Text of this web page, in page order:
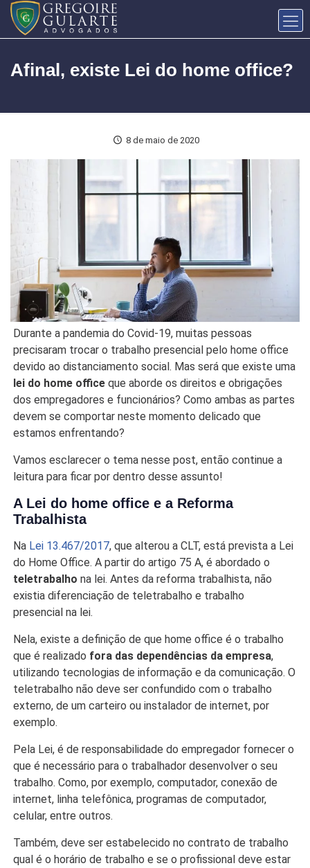
Afinal, existe Lei do home office?
8 de maio de 2020
Durante a pandemia do Covid-19, muitas pessoas
precisaram trocar o trabalho presencial pelo home office
devido ao distanciamento social. Mas será que existe uma
lei do home office que aborde os direitos e obrigações
dos empregadores e funcionários? Como ambas as partes
devem se comportar neste momento delicado que
estamos enfrentando?
Vamos esclarecer o tema nesse post, então continue a
leitura para ficar por dentro desse assunto!
A Lei do home office e a Reforma
Trabalhista
Na Lei 13.467/2017, que alterou a CLT, está prevista a Lei
do Home Office. A partir do artigo 75 A, é abordado o
teletrabalho na lei. Antes da reforma trabalhista, não
existia diferenciação de teletrabalho e trabalho
presencial na lei.
Nela, existe a definição de que home office é o trabalho
que é realizado fora das dependências da empresa,
utilizando tecnologias de informação e da comunicação. O
teletrabalho não deve ser confundido com o trabalho
externo, de um carteiro ou instalador de internet, por
exemplo.
Pela Lei, é de responsabilidade do empregador fornecer o
que é necessário para o trabalhador desenvolver o seu
trabalho. Como, por exemplo, computador, conexão de
internet, linha telefônica, programas de computador,
celular, entre outros.
Também, deve ser estabelecido no contrato de trabalho
qual é o horário de trabalho e se o profissional deve estar